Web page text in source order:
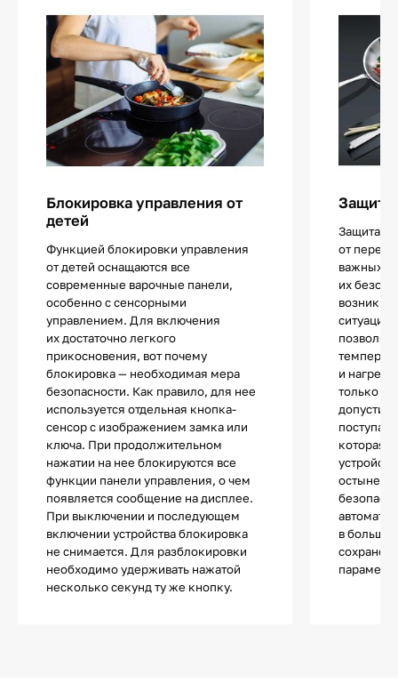
Блокировка управления от
детей
Функцией блокировки управления
от детей оснащаются все
современные варочные панели,
особенно с сенсорными
управлением. Для включения
их достаточно легкого
прикосновения, вот почему
блокировка — необходимая мера
безопасности. Как правило, для нее
используется отдельная кнопка-
сенсор с изображением замка или
ключа. При продолжительном
нажатии на нее блокируются все
функции панели управления, о чем
появляется сообщение на дисплее.
При выключении и последующем
включении устройства блокировка
не снимается. Для разблокировки
необходимо удерживать нажатой
несколько секунд ту же кнопку.
Защита
Защита
от
важных
их
ситуации
и
только
которая
остынет
в